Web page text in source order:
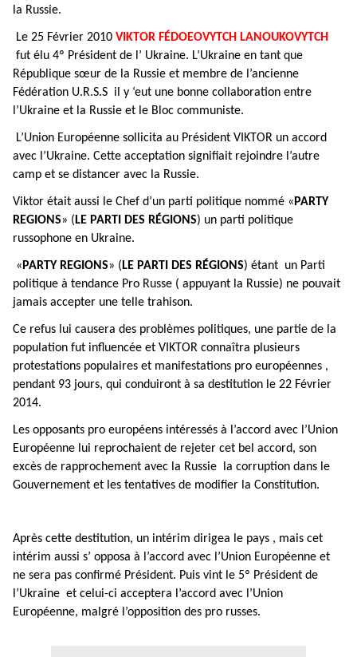
la Russie.
Le 25 Février 2010 VIKTOR FÉDOEOVYTCH LANOUKOVYTCH
fut élu 4º Président de l’ Ukraine. L’Ukraine en tant que
République sœur de la Russie et membre de l’ancienne
Fédération U.R.S.S il y ‘eut une bonne collaboration entre
l’Ukraine et la Russie et le Bloc communiste.
L’Union Européenne sollicita au Président VIKTOR un accord
avec l’Ukraine. Cette acceptation signifiait rejoindre l’autre
camp et se distancer avec la Russie.
Viktor était aussi le Chef d’un parti politique nommé « PARTY
REGIONS» ( LE PARTI DES RÉGIONS) un parti politique
russophone en Ukraine.
« PARTY REGIONS» ( LE PARTI DES RÉGIONS) étant un Parti
politique à tendance Pro Russe ( appuyant la Russie) ne pouvait
jamais accepter une telle trahison.
Ce refus lui causera des problèmes politiques, une partie de la
population fut influencée et VIKTOR connaîtra plusieurs
protestations populaires et manifestations pro européennes ,
pendant 93 jours, qui conduiront à sa destitution le 22 Février
2014.
Les opposants pro européens intéressés à l’accord avec l’Union
Européenne lui reprochaient de rejeter cet bel accord, son
excès de rapprochement avec la Russie la corruption dans le
Gouvernement et les tentatives de modifier la Constitution.
Après cette destitution, un intérim dirigea le pays , mais cet
intérim aussi s’ opposa à l’accord avec l’Union Européenne et
ne sera pas confirmé Président. Puis vint le 5º Président de
l’Ukraine et celui-ci acceptera l’accord avec l’Union
Européenne, malgré l’opposition des pro russes.